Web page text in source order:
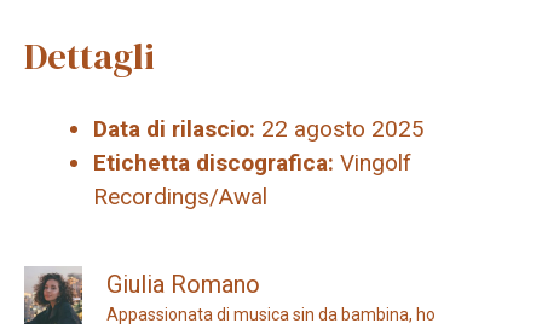
Dettagli
Data di rilascio: 22 agosto 2025
Etichetta discografica: Vingolf
Recordings/Awal
Giulia Romano
Appassionata di musica sin da bambina, ho